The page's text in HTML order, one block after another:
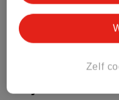
Bestel &
Bekijk ook
Zelf